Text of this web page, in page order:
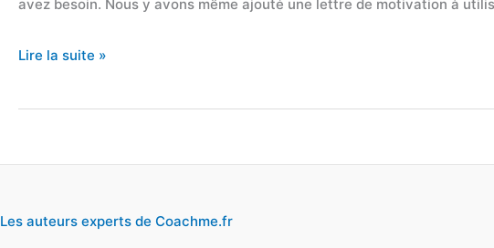
avez besoin. Nous y avons même ajouté une lettre de motivation à
6
clés
Lire la suite »
Les auteurs experts de Coachme.fr